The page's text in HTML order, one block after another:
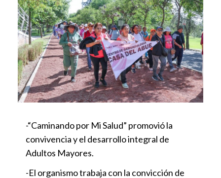
-“Caminando por Mi Salud” promovió la
convivencia y el desarrollo integral de
Adultos Mayores.
-El organismo trabaja con la convicción de